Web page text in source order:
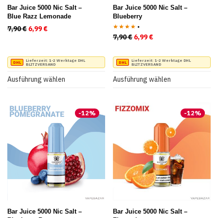
Produktseite
gewählt
werden
Produktseite
gewählt
werden
Bar Juice 5000 Nic Salt –
Blue Razz Lemonade
7,90€ Ursprünglicher Preis war: 7,90 €
6,99€ Aktueller Preis ist: 6,99 €.
Lieferzeit: 1-2 Werktage DHL
BLITZVERSAND
Ausführung wählen
Dieses
Produkt
Varianten
Die
Optionen
können
Produktseite
Bar Juice 5000 Nic Salt –
Blueberry
Bewertet
von 5
7,90€ Ursprünglicher Preis
6,99€
Lieferzeit: 1-2 Werktage DHL
BLITZVERSAND
Ausführung wählen
Dieses
Produkt
mehrere
Die
Optionen
können
Produktseite
-12%
Bar Juice 5000 Nic Salt –
-12%
Bar Juice 5000 Nic Salt –